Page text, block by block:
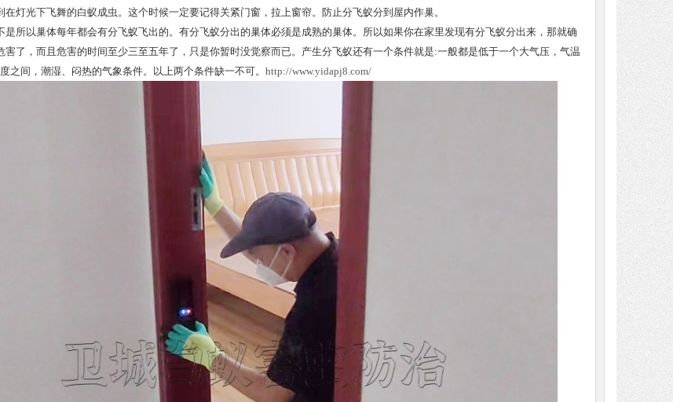
在灯光下飞舞的白蚁成虫。这个时候一定要记得关紧门窗，拉上窗帘。防止分飞蚁分到屋内作巢。
是所以巢体每年都会有分飞蚁飞出的。有分飞蚁分出的巢体必须是成熟的巢体。所以如果你在家里发现有分飞蚁分出来，那就确
害了，而且危害的时间至少三至五年了，只是你暂时没觉察而已。产生分飞蚁还有一个条件就是:一般都是低于一个大气压，气温
之间，潮湿、闷热的气象条件。以上两个条件缺一不可。 http://www.yidapj8.com/